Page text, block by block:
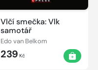
Vlčí smečka: Vlk
samotář
Edo van Belkom
239 Kč